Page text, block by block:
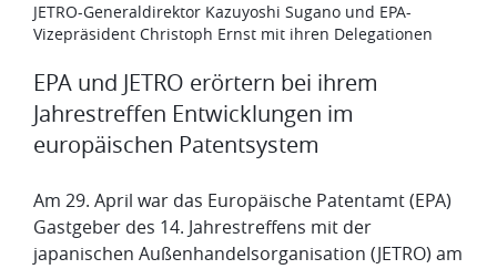
JETRO-Generaldirektor Kazuyoshi Sugano und EPA-
Vizepräsident Christoph Ernst mit ihren Delegationen
EPA und JETRO erörtern bei ihrem
Jahrestreffen Entwicklungen im
europäischen Patentsystem
Am 29. April war das Europäische Patentamt (EPA)
Gastgeber des 14. Jahrestreffens mit der
japanischen Außenhandelsorganisation (JETRO) am